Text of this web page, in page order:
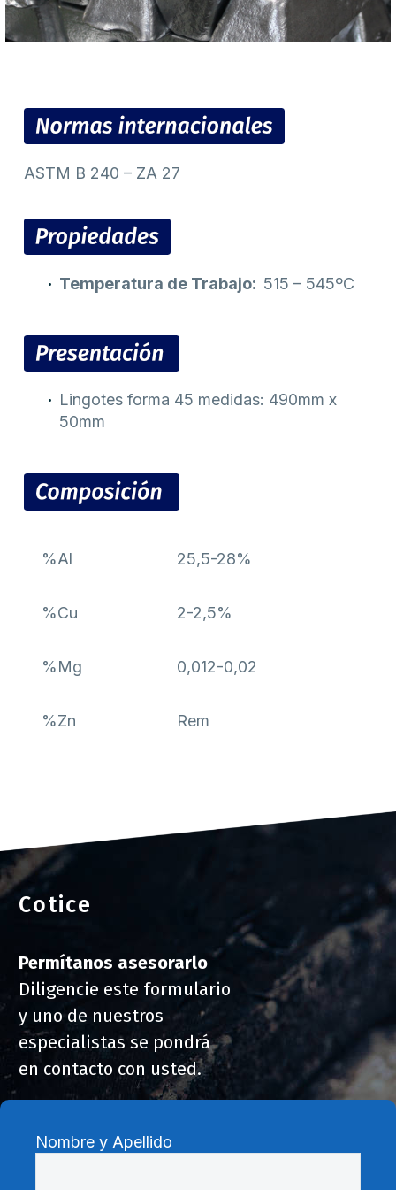
ASTM B 240 – ZA 27
Temperatura de Trabajo: 515 – 545ºC
Lingotes forma 45 medidas: 490mm x
50mm
%Al 25,5-28%
%Cu 2-2,5%
%Mg 0,012-0,02
%Zn Rem
Cotice
Permítanos asesorarlo
Diligencie este formulario
y uno de nuestros
especialistas se pondrá
en contacto con usted.
Nombre y Apellido